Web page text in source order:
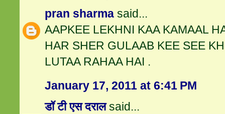
pran sharma said...
AAPKEE LEKHNI KAA KAMAAL
HAR SHER GULAAB KEE SEE
LUTAA RAHAA HAI .
January 17, 2011 at 6:41 PM
डॉ टी एस दरालsaid...